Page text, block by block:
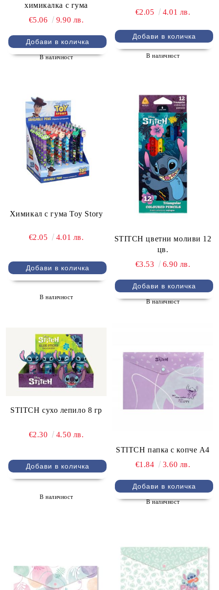
химикалка с гума
€5.06
9.90 лв.
В наличност
€2.05 4.01 лв.
В наличност
Химикал с гума Toy Story
€2.05 4.01 лв.
В наличност
STITCH цветни моливи 12
цв.
€3.53
6.90 лв.
В наличност
STITCH сухо лепило 8 гр
€2.30 4.50 лв.
В наличност
STITCH папка с копче А4
€1.84
3.60 лв.
В наличност